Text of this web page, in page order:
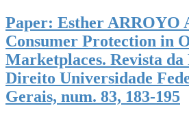
Paper: Esther ARROYO
Consumer Protection in
Marketplaces. Revista da
Direito Universidade
Gerais, num. 83, 183-195